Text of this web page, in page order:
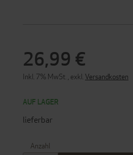
26,99 €
Inkl. 7% MwSt. , exkl. Versandkosten
AUF LAGER
lieferbar
Anzahl